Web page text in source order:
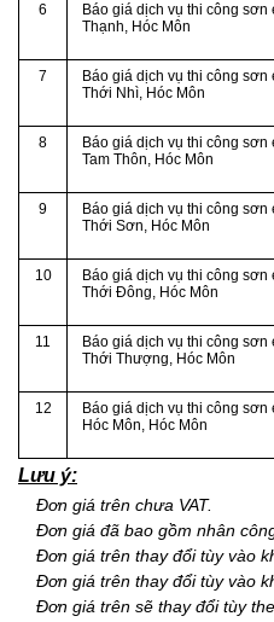
6
Báo giá dịch vụ thi công sơn
Thạnh, Hóc Môn
7
Báo giá dịch vụ thi công sơn
Thới Nhì, Hóc Môn
8
Báo giá dịch vụ thi công sơn
Tam Thôn, Hóc Môn
9
Báo giá dịch vụ thi công sơn
Thới Sơn, Hóc Môn
10
Báo giá dịch vụ thi công sơn
Thới Đông, Hóc Môn
11
Báo giá dịch vụ thi công sơn
Thới Thượng, Hóc Môn
12
Báo giá dịch vụ thi công sơn
Hóc Môn, Hóc Môn
Lưu ý:
Đơn giá trên chưa VAT.
Đơn giá đã bao gồm nhân
Đơn giá trên thay đổi tùy vào
Đơn giá trên thay đổi tùy vào
Đơn giá trên sẽ thay đổi tùy